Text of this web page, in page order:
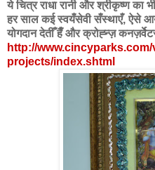
ये चित्र राधा रानी और श्रीकृष्ण का
हर साल कई स्वयँसेवी सँस्थाएँ, ऐसे
योगदान देतीँ हैँ और क्रोह्न्ज़
http://
projects/index.shtml